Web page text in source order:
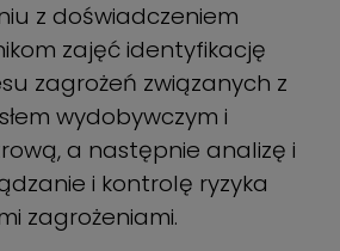
z doświadczeniem
zajęć identyfikację
zagrożeń związanych z
wydobywczym i
a następnie analizę i
i kontrolę ryzyka
zagrożeniami.